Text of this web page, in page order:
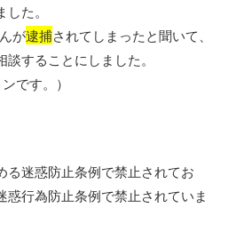
た。
が逮捕されてしまったと聞いて、
談することにしました。
です。）
る迷惑防止条例で禁止されてお
惑行為防止条例で禁止されていま